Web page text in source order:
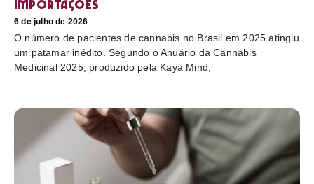
importações
6 de julho de 2026
O número de pacientes de cannabis no Brasil em 2025 atingiu
um patamar inédito. Segundo o Anuário da Cannabis
Medicinal 2025, produzido pela Kaya Mind,